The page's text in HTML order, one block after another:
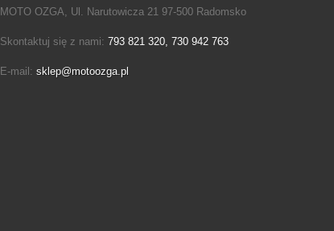
MOTO OZGA, Ul. Narutowicza 21 97-500 Radomsko
Skontaktuj się z nami: 793 821 320, 730 942 763
E-mail: sklep@motoozga.pl